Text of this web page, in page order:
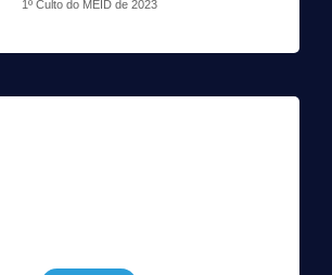
1º Culto do MEID de 2023